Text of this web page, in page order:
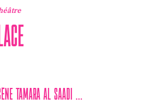
TAMARA AL SAADI ...